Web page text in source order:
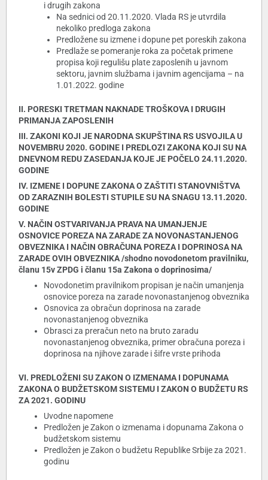
i drugih zakona
Na sednici od 20.11.2020. Vlada RS je utvrdila
nekoliko predloga zakona
Predložene su izmene i dopune pet poreskih zakona
Predlaže se pomeranje roka za početak primene
propisa koji regulišu plate zaposlenih u javnom
sektoru, javnim službama i javnim agencijama – na
1.01.2022. godine
II. PORESKI TRETMAN NAKNADE TROŠKOVA I DRUGIH
PRIMANJA ZAPOSLENIH
III. ZAKONI KOJI JE NARODNA SKUPŠTINA RS USVOJILA U
NOVEMBRU 2020. GODINE I PREDLOZI ZAKONA KOJI SU NA
DNEVNOM REDU ZASEDANJA KOJE JE POČELO 24.11.2020.
GODINE
IV. IZMENE I DOPUNE ZAKONA O ZAŠTITI STANOVNIŠTVA
OD ZARAZNIH BOLESTI STUPILE SU NA SNAGU 13.11.2020.
GODINE
V. NAČIN OSTVARIVANJA PRAVA NA UMANJENJE
OSNOVICE POREZA NA ZARADE ZA NOVONASTANJENOG
OBVEZNIKA I NAČIN OBRAČUNA POREZA I DOPRINOSA NA
ZARADE OVIH OBVEZNIKA /shodno novodonetom pravilniku,
članu 15v ZPDG i članu 15a Zakona o doprinosima/
Novodonetim pravilnikom propisan je način umanjenja
osnovice poreza na zarade novonastanjenog obveznika
Osnovica za obračun doprinosa na zarade
novonastanjenog obveznika
Obrasci za preračun neto na bruto zaradu
novonastanjenog obveznika, primer obračuna poreza i
doprinosa na njihove zarade i šifre vrste prihoda
VI. PREDLOŽENI SU ZAKON O IZMENAMA I DOPUNAMA
ZAKONA O BUDŽETSKOM SISTEMU I ZAKON O BUDŽETU RS
ZA 2021. GODINU
Uvodne napomene
Predložen je Zakon o izmenama i dopunama Zakona o
budžetskom sistemu
Predložen je Zakon o budžetu Republike Srbije za 2021.
godinu